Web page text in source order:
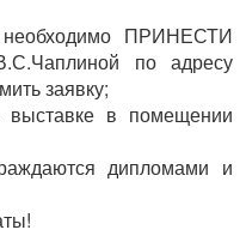
ПРИНЕСТИ
по адресу
заявку;
выставке в помещении
дипломами и